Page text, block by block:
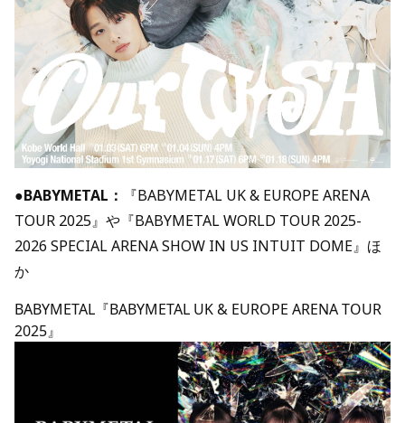
●BABYMETAL：
『BABYMETAL UK & EUROPE ARENA
TOUR 2025』や『BABYMETAL WORLD TOUR 2025-
2026 SPECIAL ARENA SHOW IN US INTUIT DOME』ほ
か
BABYMETAL『BABYMETAL UK & EUROPE ARENA TOUR
2025』